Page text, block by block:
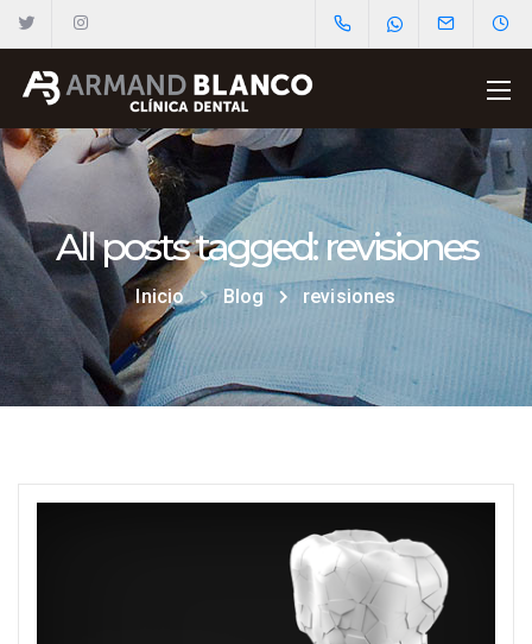
All posts tagged: revisiones
Inicio Blog revisiones